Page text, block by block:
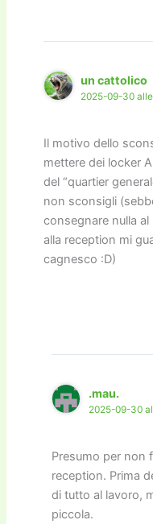
un cattolico
2025-09-30
Il motivo dello
mettere dei locker
del “quartier
non sconsigli
consegnare nulla
alla reception mi
cagnesco :D)
.mau.
2025-09-30
Presumo per non
reception. Prima
di tutto al lavoro,
piccola.